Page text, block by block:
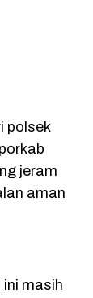
polsek
jeram
aman
masih